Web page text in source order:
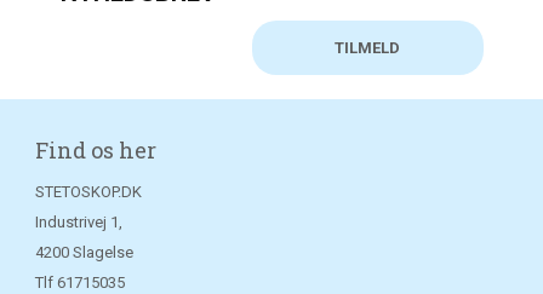
Find os her
STETOSKOP.DK
Industrivej 1,
4200 Slagelse
Tlf 61715035